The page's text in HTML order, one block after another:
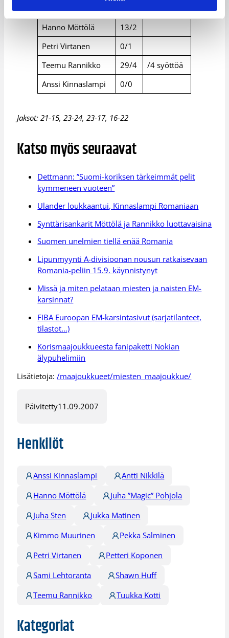
Juha Sten
0/0
Hanno Möttölä
13/2
Petri Virtanen
0/1
Teemu Rannikko
29/4
/4 syöttöä
Anssi Kinnaslampi
0/0
Jaksot: 21-15, 23-24, 23-17, 16-22
Katso myös seuraavat
Dettmann: ”Suomi-koriksen tärkeimmät pelit
kymmeneen vuoteen”
Ulander loukkaantui, Kinnaslampi Romaniaan
Synttärisankarit Möttölä ja Rannikko luottavaisina
Suomen unelmien tiellä enää Romania
Lipunmyynti A-divisioonan nousun ratkaisevaan
Romania-peliin 15.9. käynnistynyt
Missä ja miten pelataan miesten ja naisten EM-
karsinnat?
FIBA Euroopan EM-karsintasivut (sarjatilanteet,
tilastot…)
Korismaajoukkueesta fanipaketti Nokian
älypuhelimiin
Lisätietoja:/maajoukkueet/miesten_maajoukkue/
Päivitetty11.09.2007
Henkilöt
Anssi Kinnaslampi
Antti Nikkilä
Hanno Möttölä
Juha ”Magic” Pohjola
Juha Sten
Jukka Matinen
Kimmo Muurinen
Pekka Salminen
Petri Virtanen
Petteri Koponen
Sami Lehtoranta
Shawn Huff
Teemu Rannikko
Tuukka Kotti
Kategoriat